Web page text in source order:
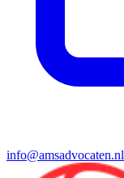
info@amsadvocaten.nl